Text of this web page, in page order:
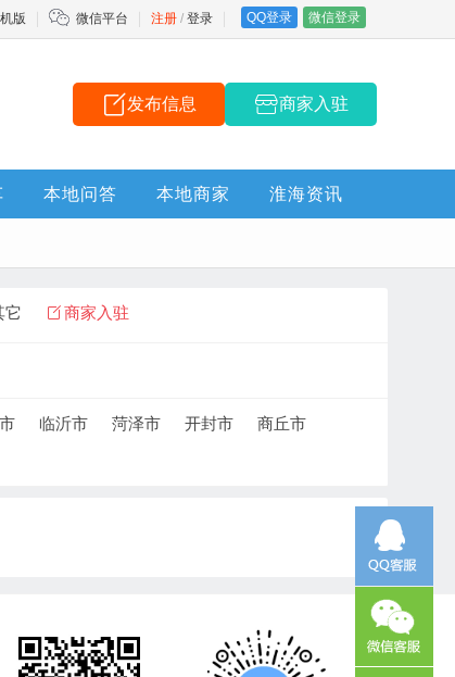
注册 / 登录 QQ登录 微信登录
版 微信平台
发布信息 商家入驻
本地问答 本地商家 淮海资讯
它 商家入驻
临沂市 菏泽市 开封市
商丘市